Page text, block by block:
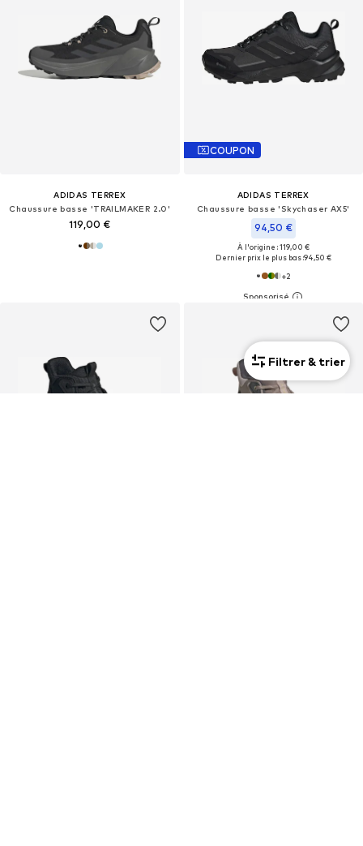
ADIDAS TERREX
Chaussure basse 'TRAILMAKER 2.0'
119,00 €
COUPON
ADIDAS TERREX
Chaussure basse 'Skychaser AX5'
94,50 €
À l'origine : 119,00 €
Dernier prix le plus bas :94,50 €
+2
Filtrer & trier